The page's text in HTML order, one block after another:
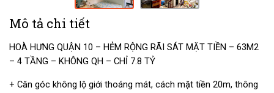
Mô tả chi tiết
HOÀ HƯNG QUẬN 10 – HẺM RỘNG RÃI SÁT MẶT TIỀN – 63M2
– 4 TẦNG – KHÔNG QH – CHỈ 7.8 TỶ
+ Căn góc không lộ giới thoáng mát, cách mặt tiền 20m, thông